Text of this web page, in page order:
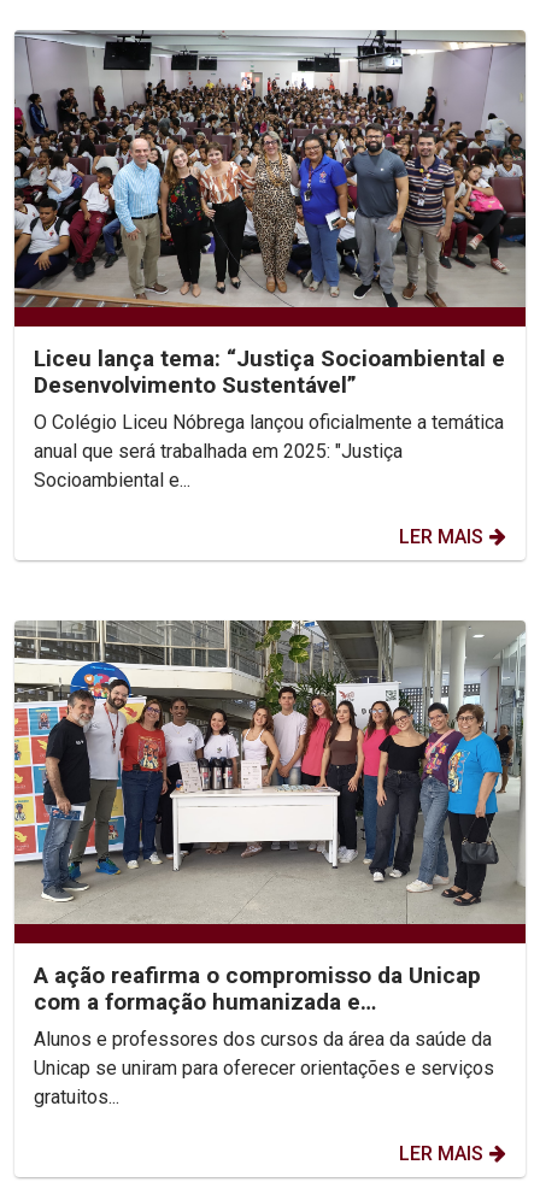
Liceu lança tema: “Justiça Socioambiental e
Desenvolvimento Sustentável”
O Colégio Liceu Nóbrega lançou oficialmente a temática
anual que será trabalhada em 2025: "Justiça
Socioambiental e...
LER MAIS
A ação reafirma o compromisso da Unicap
com a formação humanizada e
transformadora dos futuros...
Alunos e professores dos cursos da área da saúde da
Unicap se uniram para oferecer orientações e serviços
gratuitos...
LER MAIS